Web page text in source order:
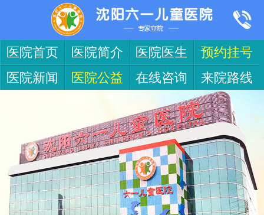
医院首页 医院简介 医院医生
预约挂号
医院新闻
医院公益 在线咨询 来院路线